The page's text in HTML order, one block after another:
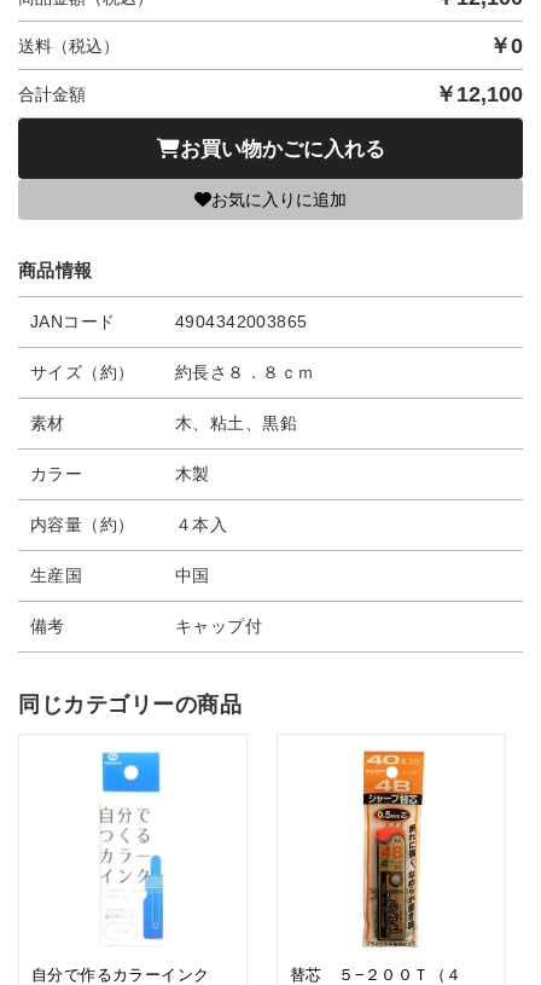
送料（税込） ￥0
合計金額 ￥ 12,100
お買い物かごに入れる
お気に入りに追加
商品情報
JANコード 4904342003865
サイズ（約） 約長さ８．８ｃｍ
素材 木、粘土、黒鉛
カラー 木製
内容量（約） ４本入
生産国 中国
備考 キャップ付
同じカテゴリーの商品
自分で作るカラーインク
替芯 ５−２００Ｔ（４